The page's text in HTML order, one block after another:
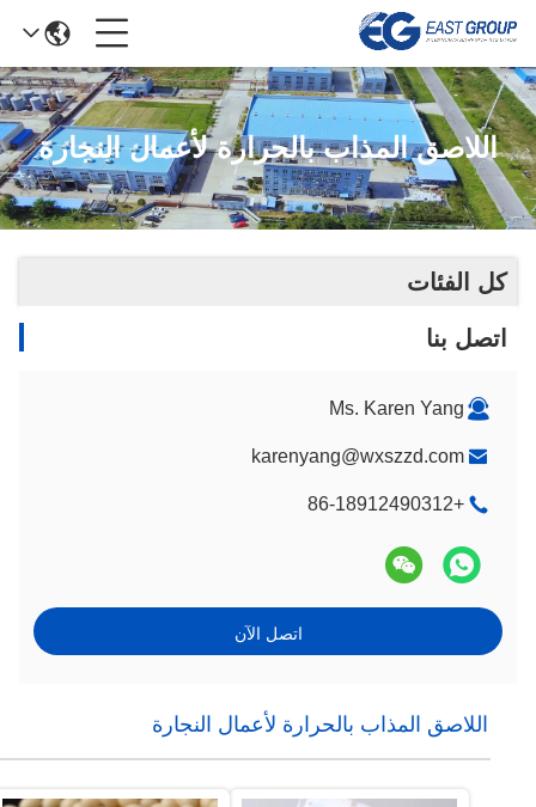
اللاصق المذاب بالحرارة لأعمال النجارة
كل الفئات
اتصل بنا
Ms. Karen Yang
karenyang@wxszzd.com
+86-18912490312
اتصل الآن
اللاصق المذاب بالحرارة لأعمال النجارة